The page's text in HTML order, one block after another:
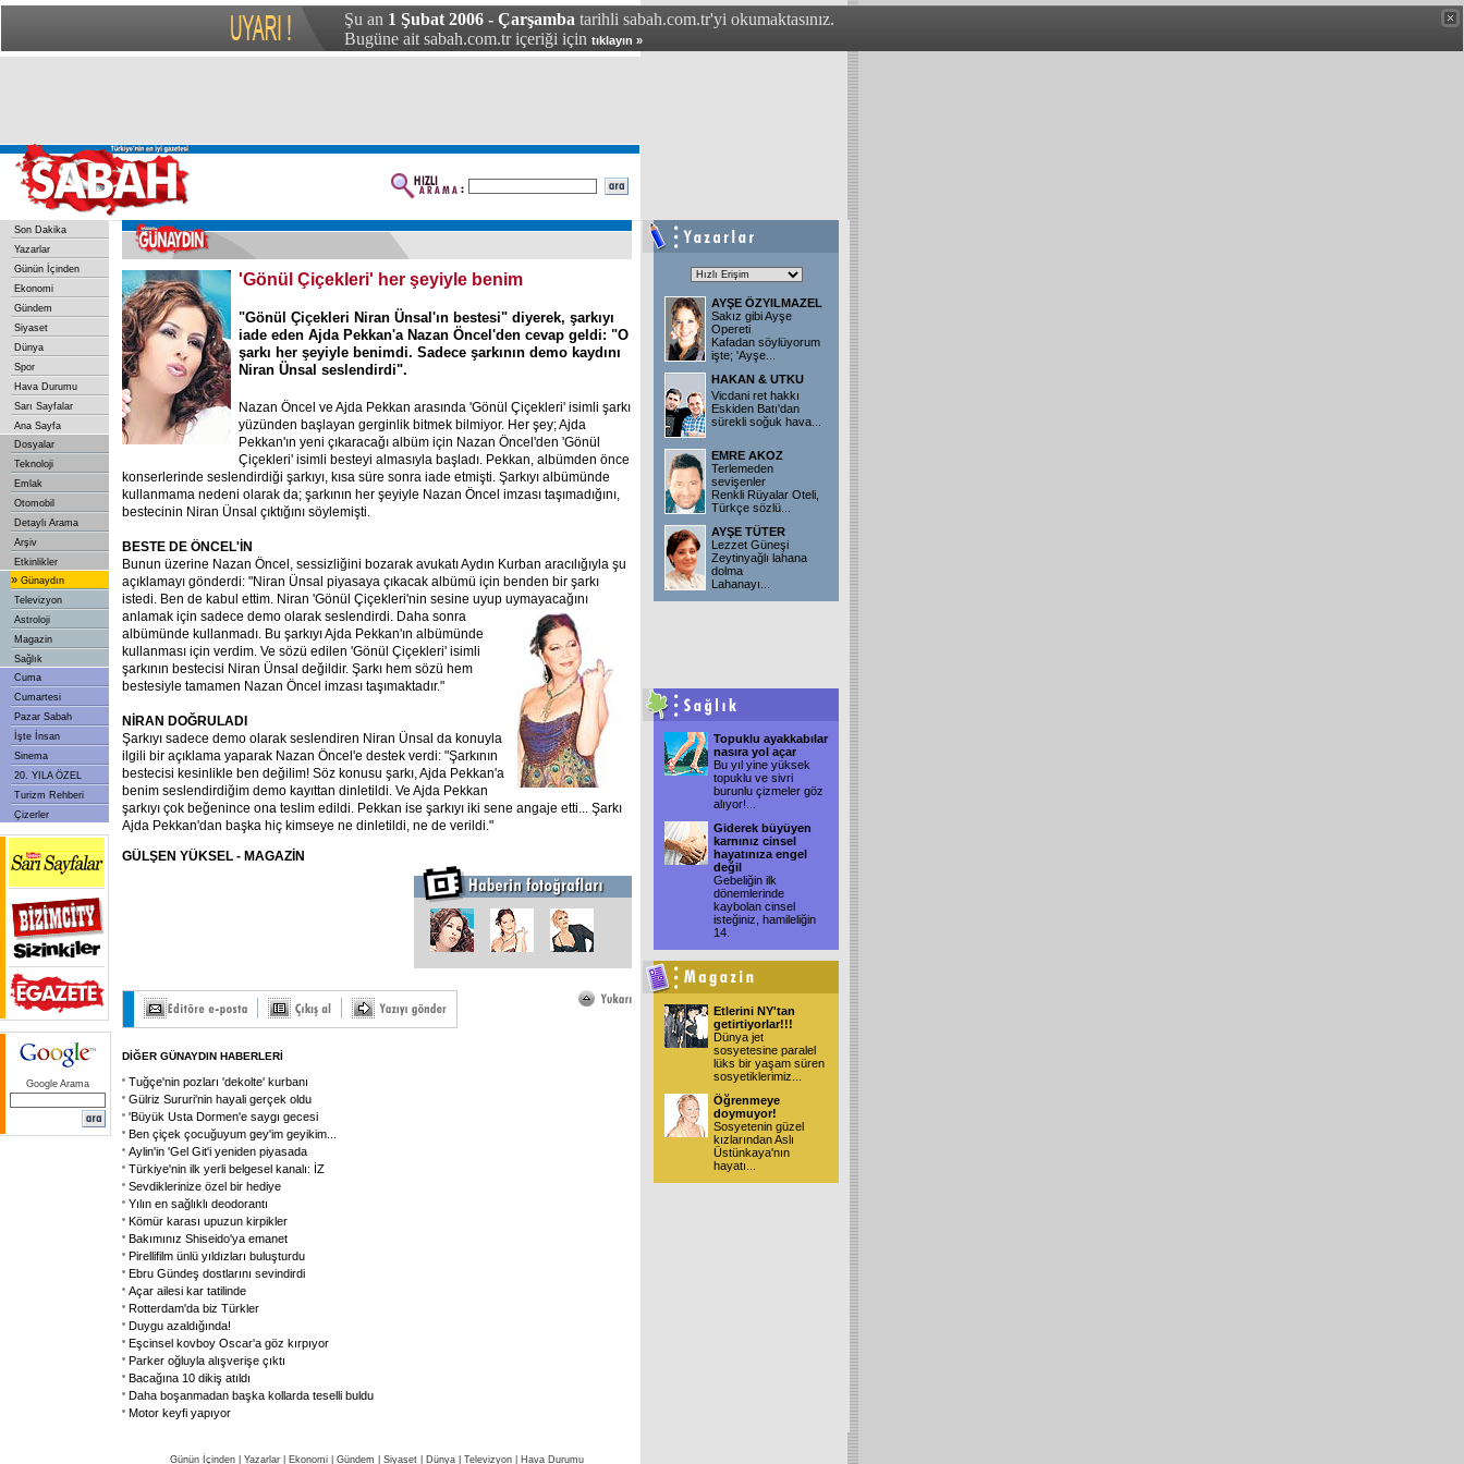
Şu an 1 Şubat 2006 - Çarşamba tarihli sabah.com.tr'yi okumaktasınız.
Bugüne ait sabah.com.tr içeriği için tıklayın »
Son Dakika
Yazarlar
Günün İçinden
Ekonomi
Gündem
Siyaset
Dünya
Spor
Hava Durumu
Sarı Sayfalar
Ana Sayfa
Dosyalar
Teknoloji
Emlak
Otomobil
Detaylı Arama
Arşiv
Etkinlikler
» Günaydın
Televizyon
Astroloji
Magazin
Sağlık
Cuma
Cumartesi
Pazar Sabah
İşte İnsan
Sinema
20. YILA ÖZEL
Turizm Rehberi
Çizerler
Google Arama
'Gönül Çiçekleri' her şeyiyle benim
"Gönül Çiçekleri Niran Ünsal'ın bestesi" diyerek, şarkıyı
iade eden Ajda Pekkan'a Nazan Öncel'den cevap geldi: "O
şarkı her şeyiyle benimdi. Sadece şarkının demo kaydını
Niran Ünsal seslendirdi".
Nazan Öncel ve Ajda Pekkan arasında 'Gönül Çiçekleri' isimli şarkı
yüzünden başlayan gerginlik bitmek bilmiyor. Her şey; Ajda
Pekkan'ın yeni çıkaracağı albüm için Nazan Öncel'den 'Gönül
Çiçekleri' isimli besteyi almasıyla başladı. Pekkan, albümden önce
konserlerinde seslendirdiği şarkıyı, kısa süre sonra iade etmişti. Şarkıyı albümünde
kullanmama nedeni olarak da; şarkının her şeyiyle Nazan Öncel imzası taşımadığını,
bestecinin Niran Ünsal çıktığını söylemişti.
BESTE DE ÖNCEL'İN
Bunun üzerine Nazan Öncel, sessizliğini bozarak avukatı Aydın Kurban aracılığıyla şu
açıklamayı gönderdi: "Niran Ünsal piyasaya çıkacak albümü için benden bir şarkı
istedi. Ben de kabul ettim. Niran 'Gönül Çiçekleri'nin sesine uyup uymayacağını
anlamak için sadece demo olarak seslendirdi. Daha sonra
albümünde kullanmadı. Bu şarkıyı Ajda Pekkan'ın albümünde
kullanması için verdim. Ve sözü edilen 'Gönül Çiçekleri' isimli
şarkının bestecisi Niran Ünsal değildir. Şarkı hem sözü hem
bestesiyle tamamen Nazan Öncel imzası taşımaktadır."
NİRAN DOĞRULADI
Şarkıyı sadece demo olarak seslendiren Niran Ünsal da konuyla
ilgili bir açıklama yaparak Nazan Öncel'e destek verdi: "Şarkının
bestecisi kesinlikle ben değilim! Söz konusu şarkı, Ajda Pekkan'a
benim seslendirdiğim demo kayıttan dinletildi. Ve Ajda Pekkan
şarkıyı çok beğenince ona teslim edildi. Pekkan ise şarkıyı iki sene angaje etti... Şarkı
Ajda Pekkan'dan başka hiç kimseye ne dinletildi, ne de verildi."
GÜLŞEN YÜKSEL - MAGAZİN
DİĞER GÜNAYDIN HABERLERİ
Tuğçe'nin pozları 'dekolte' kurbanı
Gülriz Sururi'nin hayali gerçek oldu
'Büyük Usta Dormen'e saygı gecesi
Ben çiçek çocuğuyum gey'im geyikim...
Aylin'in 'Gel Git'i yeniden piyasada
Türkiye'nin ilk yerli belgesel kanalı: İZ
Sevdiklerinize özel bir hediye
Yılın en sağlıklı deodorantı
Kömür karası upuzun kirpikler
Bakımınız Shiseido'ya emanet
Pirellifilm ünlü yıldızları buluşturdu
Ebru Gündeş dostlarını sevindirdi
Açar ailesi kar tatilinde
Rotterdam'da biz Türkler
Duygu azaldığında!
Eşcinsel kovboy Oscar'a göz kırpıyor
Parker oğluyla alışverişe çıktı
Bacağına 10 dikiş atıldı
Daha boşanmadan başka kollarda teselli buldu
Motor keyfi yapıyor
AYŞE ÖZYILMAZEL
Sakız gibi Ayşe
Opereti
Kafadan söylüyorum
işte; 'Ayşe
HAKAN & UTKU
Vicdani ret hakkı
Eskiden Batı'dan
sürekli soğuk hava
EMRE AKOZ
Terlemeden
sevişenler
Renkli Rüyalar Oteli,
Türkçe sözlü
AYŞE TÜTER
Lezzet Güneşi
Zeytinyağlı lahana
dolma
Lahanayı
Topuklu ayakkabılar
nasıra yol açar
Bu yıl yine yüksek
topuklu ve sivri
burunlu çizmeler göz
alıyor!
Giderek büyüyen
karnınız cinsel
hayatınıza engel
değil
Gebeliğin ilk
dönemlerinde
kaybolan cinsel
isteğiniz, hamileliğin
14.
Etlerini NY'tan
getirtiyorlar!!!
Dünya jet
sosyetesine paralel
lüks bir yaşam süren
sosyetiklerimiz
Öğrenmeye
doymuyor!
Sosyetenin güzel
kızlarından Aslı
Üstünkaya'nın
hayatı
Günün İçinden Yazarlar Ekonomi Gündem Siyaset Dünya | Televizyon Hava Durumu